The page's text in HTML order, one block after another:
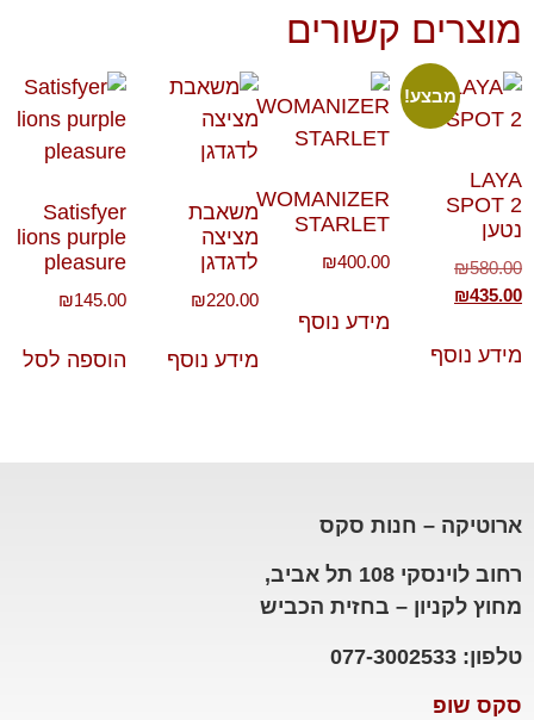
מוצרים קשורים
מבצע!
LAYA
SPOT 2
נטען
₪580.00
₪435.00
מידע נוסף
WOMANIZER
STARLET
₪400.00
מידע נוסף
משאבת
מציצה
לדגדגן
₪220.00
מידע נוסף
Satisfyer
lions purple
pleasure
₪145.00
הוספה לסל
ארוטיקה – חנות סקס
רחוב לוינסקי 108 תל אביב,
מחוץ לקניון – בחזית הכביש
טלפון: 077-3002533
סקס שופ